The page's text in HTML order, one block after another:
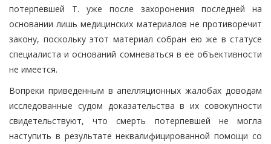
потерпевшей Т. уже после захоронения последней на
основании лишь медицинских материалов не противоречит
закону, поскольку этот материал собран ею же в статусе
специалиста и оснований сомневаться в ее объективности
не имеется.
Вопреки приведенным в апелляционных жалобах доводам
исследованные судом доказательства в их совокупности
свидетельствуют, что смерть потерпевшей не могла
наступить в результате неквалифицированной помощи со